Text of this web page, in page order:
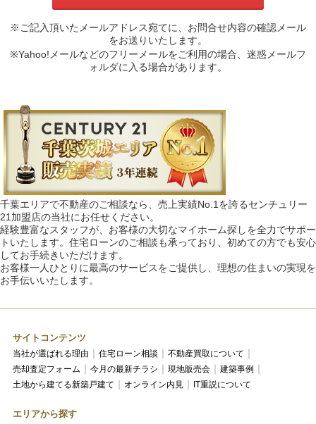
※ご記入頂いたメールアドレス宛てに、お問合せ内容の確認メール
をお送りいたします。
※Yahoo!メールなどのフリーメールをご利用の場合、迷惑メールフ
ォルダに入る場合があります。
千葉エリアで不動産のご相談なら、売上実績No.1を誇るセンチュリー
21加盟店の当社にお任せください。
経験豊富なスタッフが、お客様の大切なマイホーム探しを全力でサポー
トいたします。住宅ローンのご相談も承っており、初めての方でも安心
してお手続きいただけます。
お客様一人ひとりに最高のサービスをご提供し、理想の住まいの実現を
お手伝いいたします。
サイトコンテンツ
当社が選ばれる理由 住宅ローン相談
不動産買取について
売却査定フォーム
今月の最新チラシ 現地販売会
建築事例
土地から建てる新築戸建て
オンライン内見 IT重説について
エリアから探す